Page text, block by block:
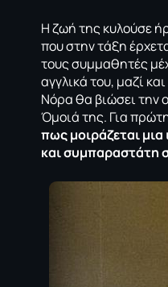
Η ζωή της κυλούσε
που στην τάξη
τους συμμαθητές
αγγλικά του, μαζί
Νόρα θα βιώσει την
Όμοιά της. Για
πως μοιράζεται
και συμπαραστάτη